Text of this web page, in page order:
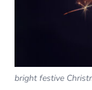
bright festive